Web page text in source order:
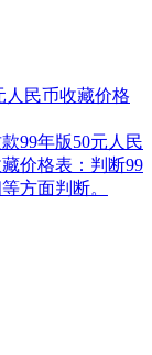
人民币收藏价格
99年版50元人民
价格表：判断99
方面判断。